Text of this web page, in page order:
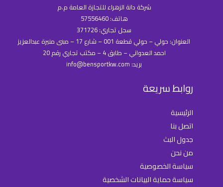
شركة دانة الزهراء للتجازة العامة م.م
هاتف: 57556460
سجل تجاري: 371726
العنوان: حولي – حولي قطعة 001 – شارع 17 – مبنى منيرة عبدالعزيز
احمد العدواني – طابق 4 – مكتب تجاري رقم 20
بريد: info@bensportkw.com
روابط سريعة
الرئيسية
اتصل بنا
جدول البث
من نحن
سياسة الخصوصية
سياسة حماية البيانات الشخصية